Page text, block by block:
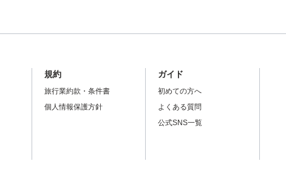
規約
旅行業約款・条件書
個人情報保護方針
ガイド
初めての方へ
よくある質問
公式SNS一覧